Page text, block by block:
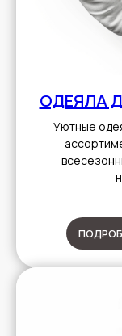
ОДЕЯЛА
Уютные